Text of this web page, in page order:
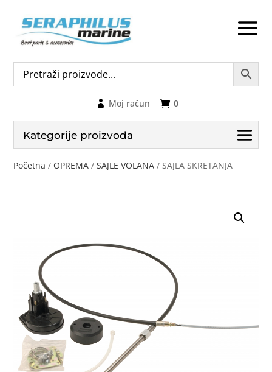
0
Moj račun
Kategorije proizvoda
Početna / OPREMA /SAJLE VOLANA / SAJLA SKRETANJA